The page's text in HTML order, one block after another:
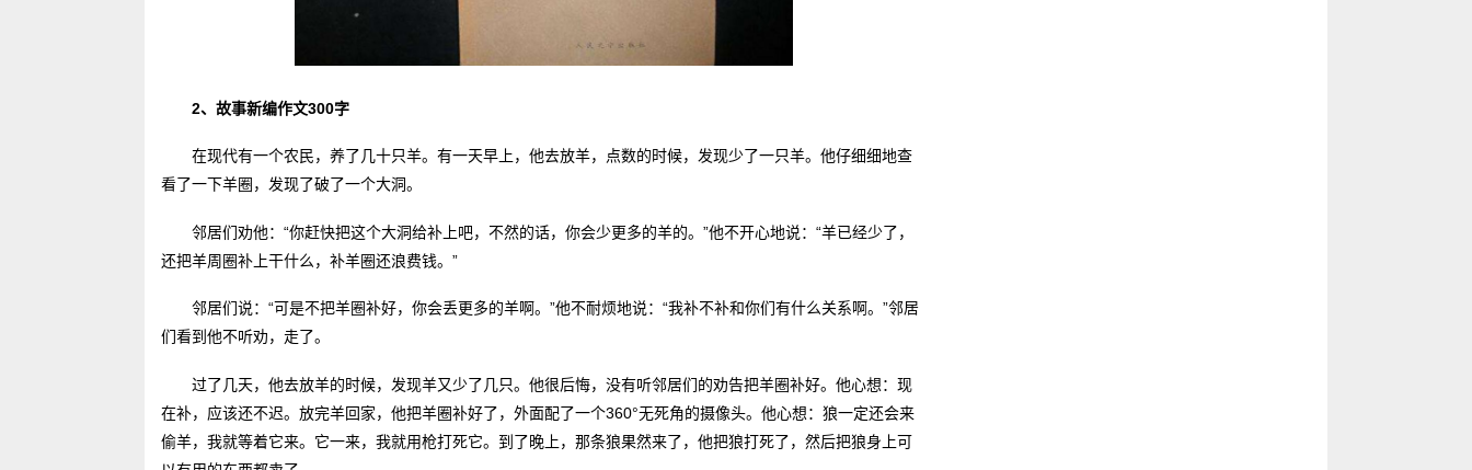
2、故事新编作文300字
在现代有一个农民，养了几十只羊。有一天早上，他去放羊，点数的时候，发现少了一只羊。他仔细细地查
看了一下羊圈，发现了破了一个大洞。
邻居们劝他：“你赶快把这个大洞给补上吧，不然的话，你会少更多的羊的。”他不开心地说：“羊已经少了，
还把羊周圈补上干什么，补羊圈还浪费钱。”
邻居们说：“可是不把羊圈补好，你会丢更多的羊啊。”他不耐烦地说：“我补不补和你们有什么关系啊。”邻居
们看到他不听劝，走了。
过了几天，他去放羊的时候，发现羊又少了几只。他很后悔，没有听邻居们的劝告把羊圈补好。他心想：现
在补，应该还不迟。放完羊回家，他把羊圈补好了，外面配了一个360°无死角的摄像头。他心想：狼一定还会来
偷羊，我就等着它来。它一来，我就用枪打死它。到了晚上，那条狼果然来了，他把狼打死了，然后把狼身上可